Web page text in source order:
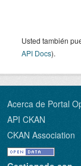
Usted también
API Docs).
Acerca de Portal
API CKAN
CKAN Association